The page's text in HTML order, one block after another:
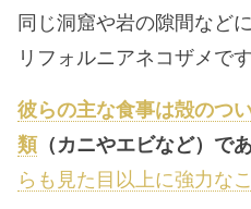
同じ洞窟や岩の隙間など
リフォルニアネコザメです
彼らの主な食事は殻のつ
類（カニやエビなど）で
らも見た目以上に強力な